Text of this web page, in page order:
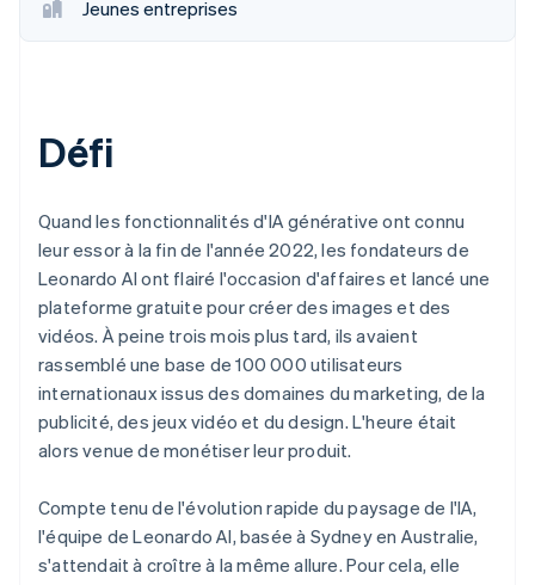
Jeunes entreprises
Défi
Quand les fonctionnalités d'IA générative ont connu
leur essor à la fin de l'année 2022, les fondateurs de
Leonardo AI ont flairé l'occasion d'affaires et lancé une
plateforme gratuite pour créer des images et des
vidéos. À peine trois mois plus tard, ils avaient
rassemblé une base de 100 000 utilisateurs
internationaux issus des domaines du marketing, de la
publicité, des jeux vidéo et du design. L'heure était
alors venue de monétiser leur produit.
Compte tenu de l'évolution rapide du paysage de l'IA,
l'équipe de Leonardo AI, basée à Sydney en Australie,
s'attendait à croître à la même allure. Pour cela, elle